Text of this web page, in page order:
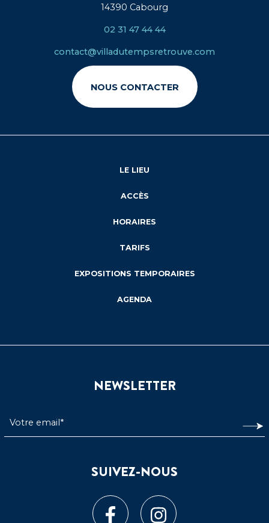
14390 Cabourg
02 31 47 44 44
contact@villadutempsretrouve.com
NOUS CONTACTER
LE LIEU
ACCÈS
HORAIRES
TARIFS
EXPOSITIONS TEMPORAIRES
AGENDA
NEWSLETTER
SUIVEZ-NOUS